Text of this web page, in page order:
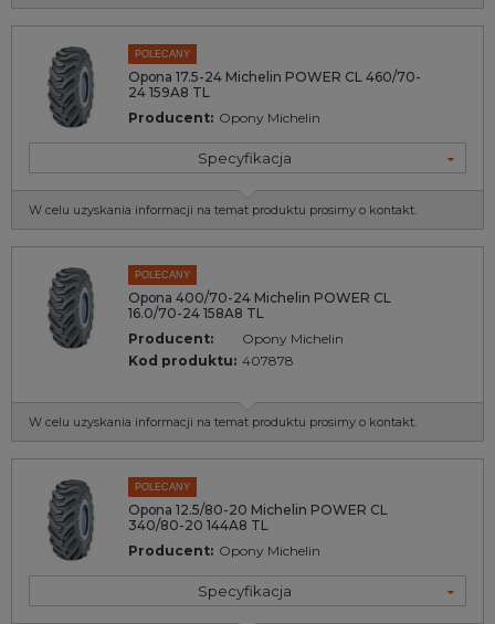
POLECANY
Opona 17.5-24 Michelin POWER CL 460/70-
24 159A8 TL
Producent: Opony Michelin
Specyfikacja
W celu uzyskania informacji na temat produktu prosimy o kontakt.
POLECANY
Opona 400/70-24 Michelin POWER CL
16.0/70-24 158A8 TL
Producent:
Opony Michelin
Kod produktu: 407878
W celu uzyskania informacji na temat produktu prosimy o kontakt.
POLECANY
Opona 12.5/80-20 Michelin POWER CL
340/80-20 144A8 TL
Producent: Opony Michelin
Specyfikacja